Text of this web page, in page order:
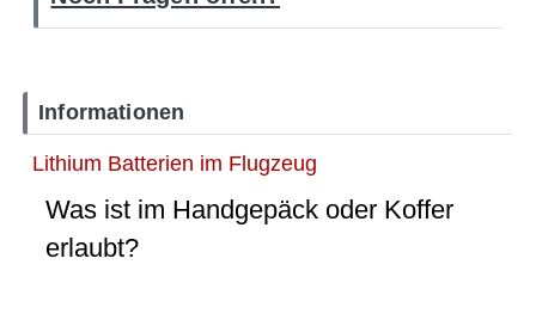
Informationen
Lithium Batterien im Flugzeug
Was ist im Handgepäck oder Koffer
erlaubt?